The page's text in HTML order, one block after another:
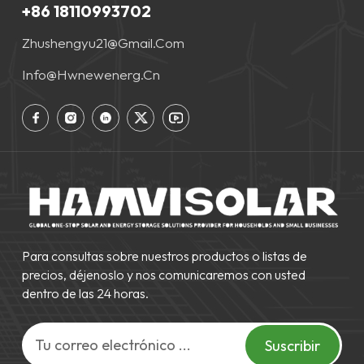
+86 18110993702
Zhushengyu21@gmail.com
Info@hwnewenerg.cn
Para consultas sobre nuestros productos o listas de
precios, déjenoslo y nos comunicaremos con usted
dentro de las 24 horas.
Suscribir